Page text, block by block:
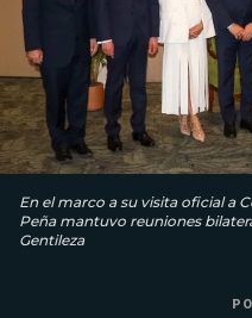
En el marco a su visita oficial a
Peña mantuvo reuniones
Gentileza